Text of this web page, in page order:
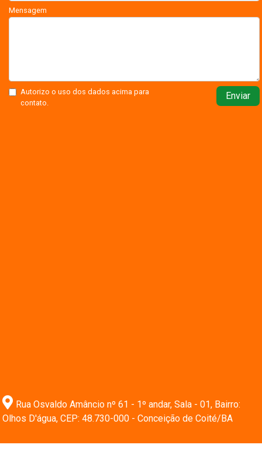
Mensagem
Autorizo o uso dos dados acima para
contato.
Enviar
Rua Osvaldo Amâncio nº 61 - 1º andar, Sala - 01, Bairro:
Olhos D'água, CEP: 48.730-000 - Conceição de Coité/BA